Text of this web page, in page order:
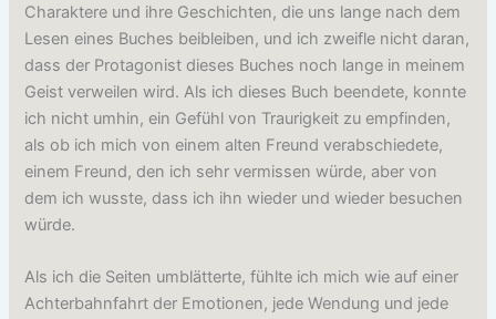
Charaktere und ihre Geschichten, die uns lange nach dem
Lesen eines Buches beibleiben, und ich zweifle nicht daran,
dass der Protagonist dieses Buches noch lange in meinem
Geist verweilen wird. Als ich dieses Buch beendete, konnte
ich nicht umhin, ein Gefühl von Traurigkeit zu empfinden,
als ob ich mich von einem alten Freund verabschiedete,
einem Freund, den ich sehr vermissen würde, aber von
dem ich wusste, dass ich ihn wieder und wieder besuchen
würde.
Als ich die Seiten umblätterte, fühlte ich mich wie auf einer
Achterbahnfahrt der Emotionen, jede Wendung und jede